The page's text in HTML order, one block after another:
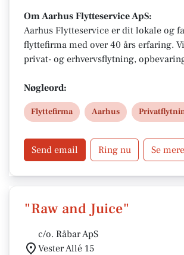
Om Aarhus Flytteservice ApS:
Aarhus Flytteservice er dit lokale og
flyttefirma med over 40 års erfaring.
privat- og erhvervsflytning,
Aarhus og hele Jylland. Vores erfarne
tryg, effektiv og miljøbevidst flytning
kvalitet, service og
Kontakt os i dag for et tilbud.
Nøgleord:
Flyttefirma Aarhus
Send email Ring nu Se mere
"Raw and Juice"
c/o. Råbar ApS
Vester Allé 15